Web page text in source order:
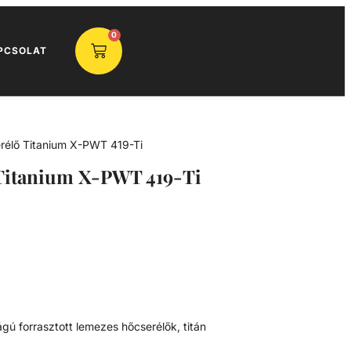
0
Titanium X-PWT 419-Ti
X-PWT 419-Ti
forrasztott lemezes hőcserélők, titán